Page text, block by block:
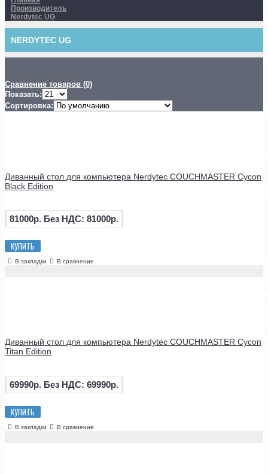
Производитель
Nerdytec UG
NERDYTEC UG
Сравнение товаров (0)
Показать:
Сортировка:
Диванный стол для компьютера Nerdytec COUCHMASTER Cycon
Black Edition
81000р. Без НДС: 81000р.
КУПИТЬ
В закладки В сравнение
Диванный стол для компьютера Nerdytec COUCHMASTER Cycon
Titan Edition
69990р. Без НДС: 69990р.
КУПИТЬ
В закладки В сравнение